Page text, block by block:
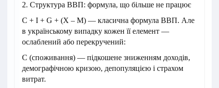
2. Структура ВВП: формула, що більше не працює
C + I + G + (X – M) — класична формула ВВП. Але
в українському випадку кожен її елемент —
ослаблений або перекручений:
C (споживання) — підкошене зниженням доходів,
демографічною кризою, депопуляцією і страхом
витрат.